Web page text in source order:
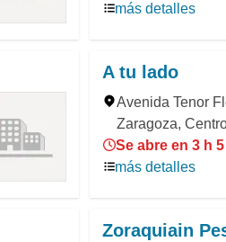
más detalles
A tu lado
Avenida Tenor
Zaragoza,
Se abre en 3 h
más detalles
Zoraquiain